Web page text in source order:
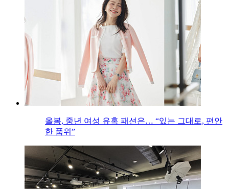
올봄, 중년 여성 유혹 패션은… “있는 그대로, 편안
한 품위”